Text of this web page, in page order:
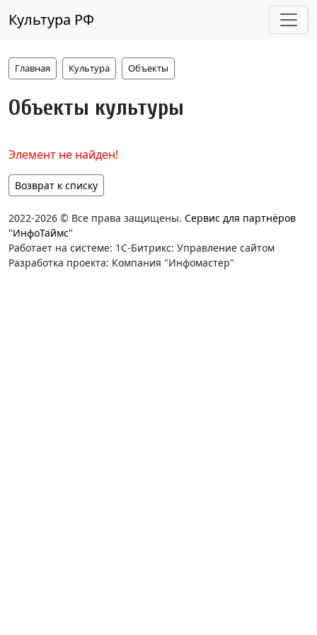
Культура РФ
Главная Культура Объекты
Объекты культуры
Элемент не найден!
Возврат к списку
2022-2026 © Все права защищены. Сервис для партнёров
"ИнфоТаймс"
Работает на системе: 1С-Битрикс: Управление сайтом
Разработка проекта: Компания "Инфомастер"